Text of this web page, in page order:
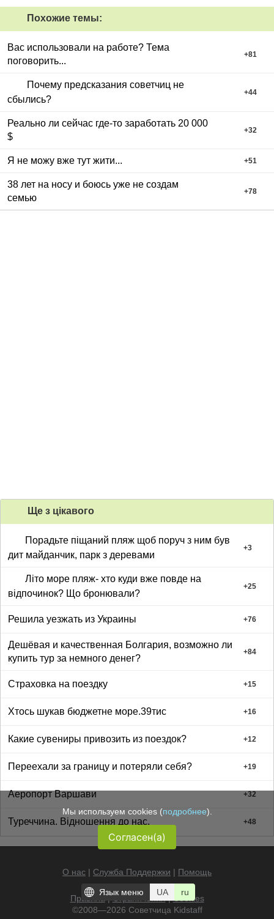
Похожие темы:
Вас использовали на работе? Тема
поговорить...
+81
Почему предсказания советчиц не
сбылись?
+44
Реально ли сейчас где-то заработать 20 000
$
+32
Я не можу вже тут жити... +51
38 лет на носу и боюсь уже не создам
семью
+78
Ще з цiкавого
Порадьте піщаний пляж щоб поруч з ним був
дит майданчик, парк з деревами
+3
Літо море пляж- хто куди вже повде на
відпочинок? Що бронювали?
+25
Решила уезжать из Украины +76
Дешёвая и качественная Болгария, возможно ли
купить тур за немного денег?
+84
Страховка на поездку +15
Хтось шукав бюджетне море.39тис +16
Какие сувениры привозить из поездок? +12
Переехали за границу и потеряли себя? +19
Аеропорт Варшави +32
Туреччина. Відношення до нас. +48
О нас | Служба Поддержки | Помощь
Правила|Ограничения |
Cookies
©2008—2026 Советчица Kidstaff
Мы используем cookies (подробнее).
Согласен(а)
Язык меню UA ru